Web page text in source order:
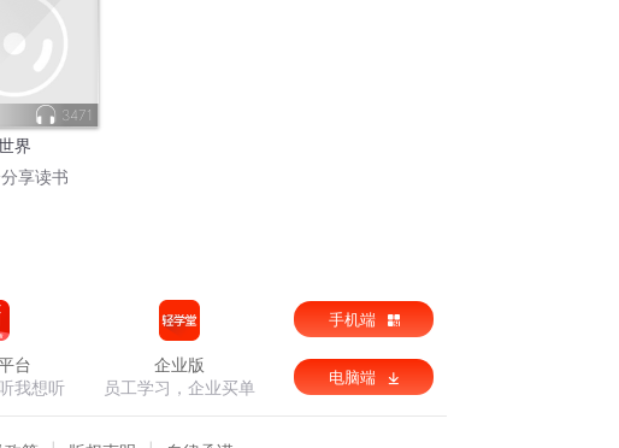
3471
界
享读书
台
我想听
企业版
员工学习，企业买单
手机端
电脑端